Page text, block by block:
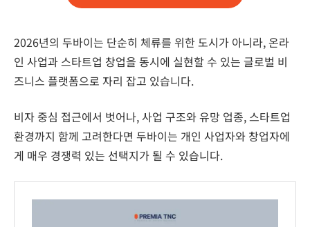
2026년의 두바이는 단순히 체류를 위한 도시가 아니라, 온라
인 사업과 스타트업 창업을 동시에 실현할 수 있는 글로벌 비
즈니스 플랫폼으로 자리 잡고 있습니다.
비자 중심 접근에서 벗어나, 사업 구조와 유망 업종, 스타트업
환경까지 함께 고려한다면 두바이는 개인 사업자와 창업자에
게 매우 경쟁력 있는 선택지가 될 수 있습니다.